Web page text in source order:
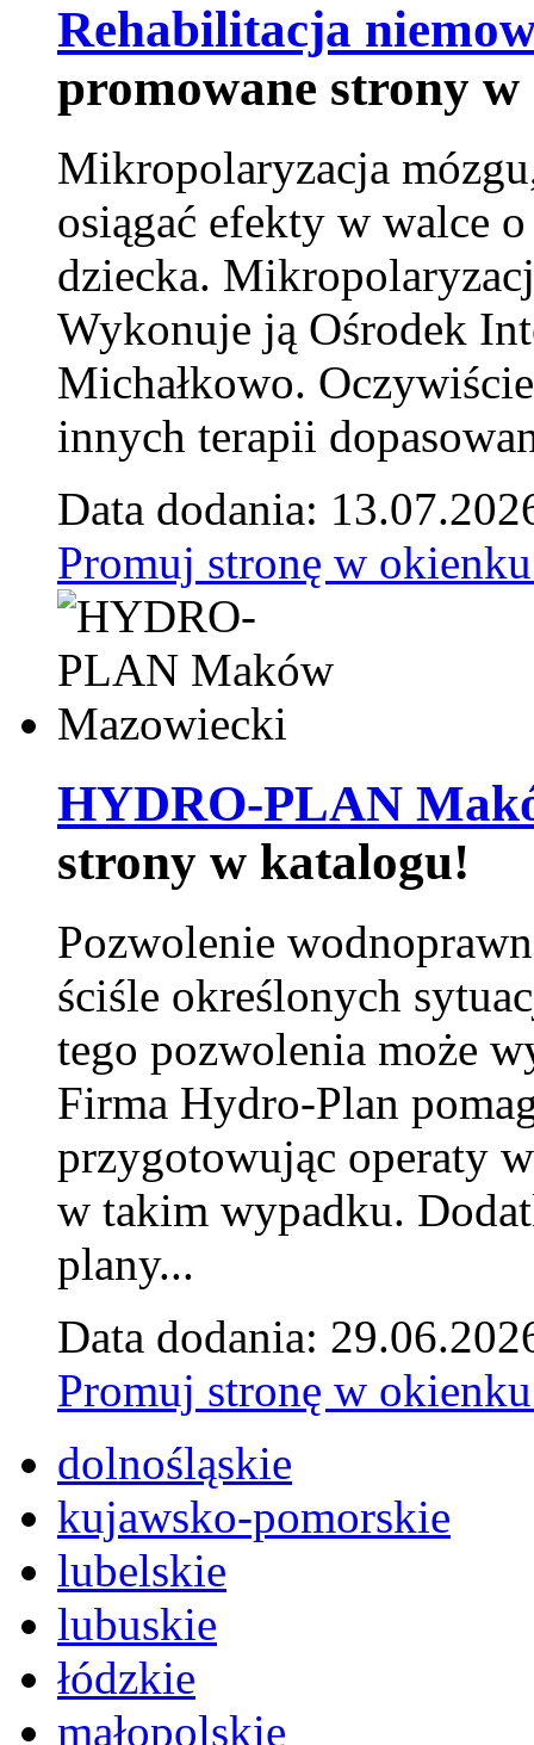
Rehabilitacja
promowane strony
Mikropolaryzacja
osiągać efekty w walce
dziecka.
Wykonuje ją Ośrodek
Michałkowo.
innych terapii
Data dodania:
Promuj stronę w
HYDRO-PLAN
strony w katalogu!
Pozwolenie
ściśle określonych
tego pozwolenia może
Firma Hydro-Plan
przygotowując operaty
w takim wypadku.
plany...
Data dodania:
Promuj stronę w
dolnośląskie
kujawsko-pomorskie
lubelskie
lubuskie
łódzkie
małopolskie